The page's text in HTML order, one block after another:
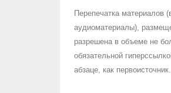
Перепечатка материалов
аудиоматериалы),
разрешена в объеме не
обязательной
абзаце, как первоисточник.